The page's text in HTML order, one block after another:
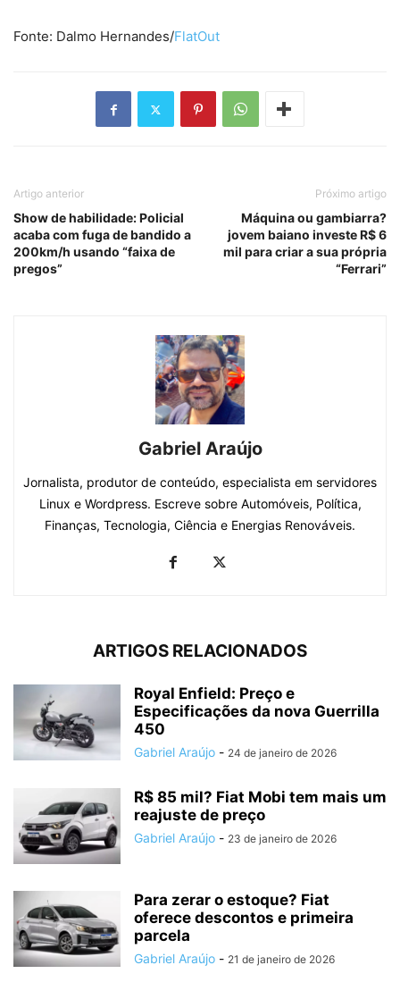
Fonte: Dalmo Hernandes/FlatOut
Artigo anterior
Show de habilidade: Policial
acaba com fuga de bandido a
200km/h usando “faixa de
pregos”
Próximo artigo
Máquina ou gambiarra?
jovem baiano investe R$ 6
mil para criar a sua própria
“Ferrari”
Gabriel Araújo
Jornalista, produtor de conteúdo, especialista em servidores
Linux e Wordpress. Escreve sobre Automóveis, Política,
Finanças, Tecnologia, Ciência e Energias Renováveis.
ARTIGOS RELACIONADOS
Royal Enfield: Preço e
Especificações da nova Guerrilla
450
Gabriel Araújo - 24 de janeiro de 2026
R$ 85 mil? Fiat Mobi tem mais um
reajuste de preço
Gabriel Araújo - 23 de janeiro de 2026
Para zerar o estoque? Fiat
oferece descontos e primeira
parcela
Gabriel Araújo - 21 de janeiro de 2026